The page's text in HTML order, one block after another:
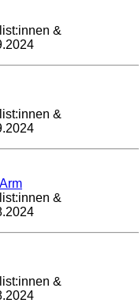
&
&
&
&